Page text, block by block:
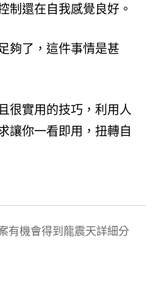
制還在自我感覺良好。
夠了，這件事情是甚
很實用的技巧，利用人
讓你一看即用，扭轉自
有機會得到龍震天詳細分